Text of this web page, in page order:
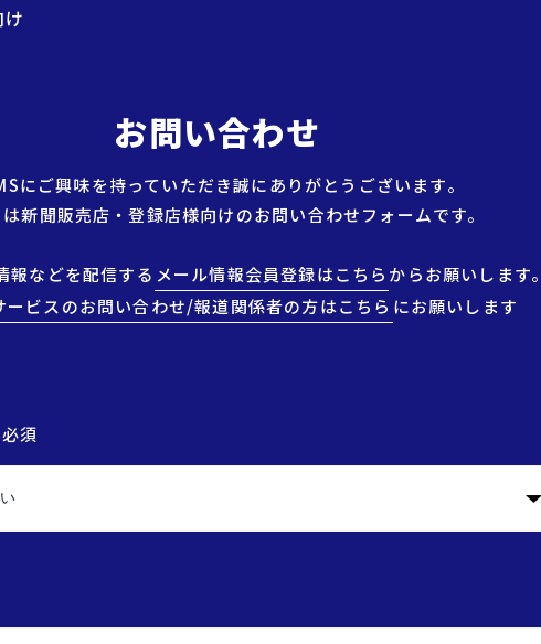
お問い合わせ
にご興味を持っていただき誠にありがとうございます。
新聞販売店・登録店様向けのお問い合わせフォームです。
などを配信する メール情報会員登録はこちら からお願いします。
ービスのお問い合わせ/報道関係者の方はこちら にお願いします
須